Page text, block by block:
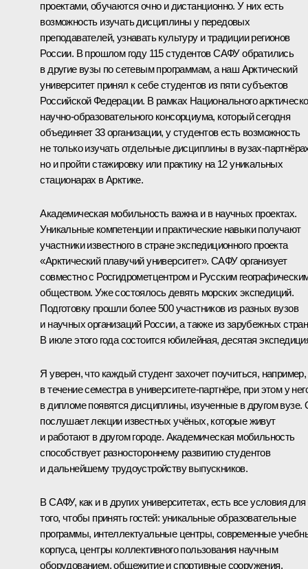
проектами, обучаются очно и дистанционно. У них есть
возможность изучать дисциплины у передовых
преподавателей, узнавать культуру и традиции регионов
России. В прошлом году 115 студентов САФУ обратились
в другие вузы по сетевым программам, а наш Арктический
университет принял к себе студентов из пяти субъектов
Российской Федерации. В рамках Национального
научно-образовательного консорциума, который сегодня
объединяет 33 организации, у студентов есть возможность
не только изучать отдельные дисциплины в вузах-
но и пройти стажировку или практику на 12 уникальных
стационарах в Арктике.
Академическая мобильность важна и в научных проектах.
Уникальные компетенции и практические навыки получают
участники известного в стране экспедиционного проекта
«Арктический плавучий университет». САФУ организует
совместно с Росгидрометцентром и Русским
обществом. Уже состоялось девять морских экспедиций.
Подготовку прошли более 500 участников из разных вузов
и научных организаций России, а также из зарубежных
В июле этого года состоится юбилейная, десятая
Я уверен, что каждый студент захочет поучиться, например,
в течение семестра в университете-партнёре, при этом у
в дипломе появятся дисциплины, изученные в другом вузе.
послушает лекции известных учёных, которые живут
и работают в другом городе. Академическая мобильность
способствует разностороннему развитию студентов
и дальнейшему трудоустройству выпускников.
В САФУ, как и в других университетах, есть все условия для
того, чтобы принять гостей: уникальные образовательные
программы, интеллектуальные центры, современные
корпуса, центры коллективного пользования научным
оборудованием, общежитие и спортивные сооружения.